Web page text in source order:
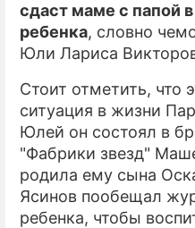
сдаст маме с папой
ребенка, словно
Юли Лариса
Стоит отметить, что
ситуация в жизни
Юлей он состоял в
"Фабрики звезд"
родила ему сына
Ясинов пообещал
ребенка, чтобы